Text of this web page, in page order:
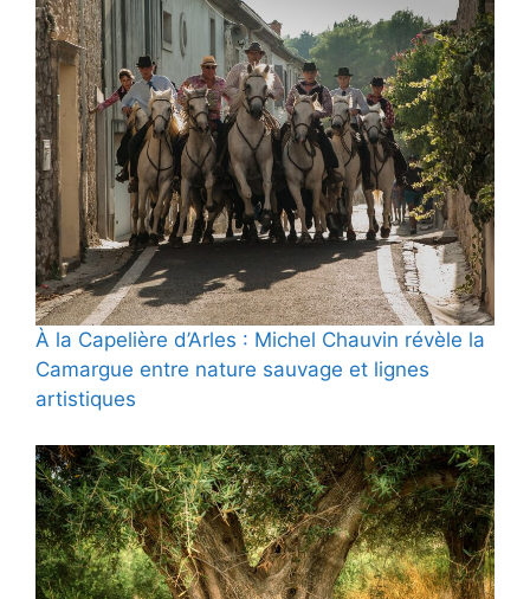
À la Capelière d’Arles : Michel Chauvin révèle la
Camargue entre nature sauvage et lignes
artistiques